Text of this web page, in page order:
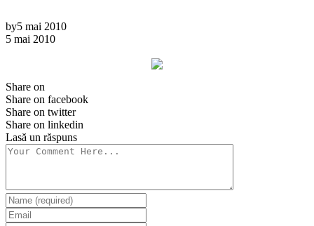
by5 mai 2010
5 mai 2010
Share on
Share on facebook
Share on twitter
Share on linkedin
Lasă un răspuns